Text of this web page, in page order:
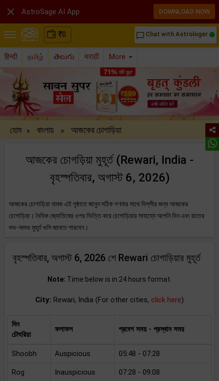
₹0 chat_bubble_outline Chat with Astrologer
हिन्दी தமிழ் తెలుగు मराठी More
হোম » বাংলায় » আজকের চোগাড়িয়া
আজকের চোগড়িয়া মুহূর্ত (Rewari, India -
বৃহস্পতিবার, অগাস্ট 6, 2026)
আজকের চোগাড়িয়া নামক এই পৃষ্ঠাতে জানুন সঠিক গণনার সাথে দিল্লীর জন্য আজকের
চোগাড়িয়া। বৈদিক জ্যোতিষের ওপর ভিত্তি করে চোগাড়িয়ার সাহায্যে আপনি দিন এবং রাতের
শুভ-অশুভ মুহূর্ত গুলি জানতে পারবেন।
বৃহস্পতিবার, অগাস্ট 6, 2026 শে Rewari চোগাড়িয়ার মুহূর্ত
Note: Time below is in 24 hours format.
City: Rewari, India (For other cities, click here)
দিন
চৌঘরিয়া
ফলাফল প্রবেশ সময় - প্রস্থান সময়
Shoobh Auspicious 05:48 - 07:28
Rog Inauspicious 07:28 - 09:08
 AstroSage AI App DOWNLOAD NOW